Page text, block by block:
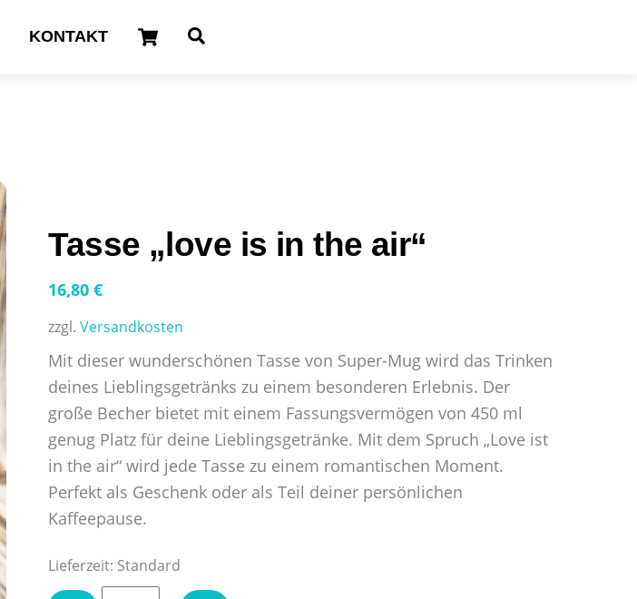
Cart
KONTAKT
Tasse „love is in the air“
16,80€
zzgl.Versandkosten
Mit dieser wunderschönen Tasse von Super-Mug wird das Trinken
deines Lieblingsgetränks zu einem besonderen Erlebnis. Der
große Becher bietet mit einem Fassungsvermögen von 450 ml
genug Platz für deine Lieblingsgetränke. Mit dem Spruch „Love ist
in the air“ wird jede Tasse zu einem romantischen Moment.
Perfekt als Geschenk oder als Teil deiner persönlichen
Kaffeepause.
Lieferzeit: Standard